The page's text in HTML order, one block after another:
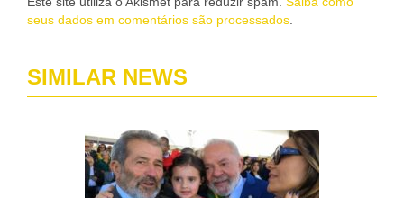
seus dados em comentários são processados
SIMILAR NEWS